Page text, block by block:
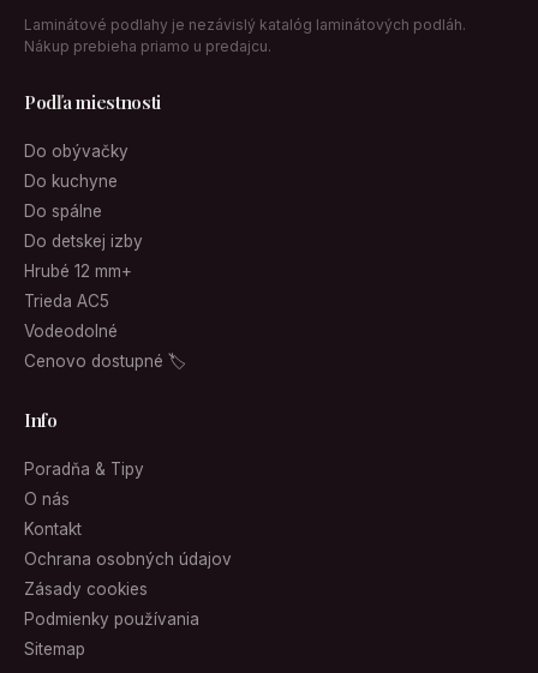
Laminátové podlahy je nezávislý katalóg laminátových podláh.
Nákup prebieha priamo u predajcu.
Podľa miestnosti
Do obývačky
Do kuchyne
Do spálne
Do detskej izby
Hrubé 12 mm+
Trieda AC5
Vodeodolné
Cenovo dostupné 🏷
Info
Poradňa & Tipy
O nás
Kontakt
Ochrana osobných údajov
Zásady cookies
Podmienky používania
Sitemap